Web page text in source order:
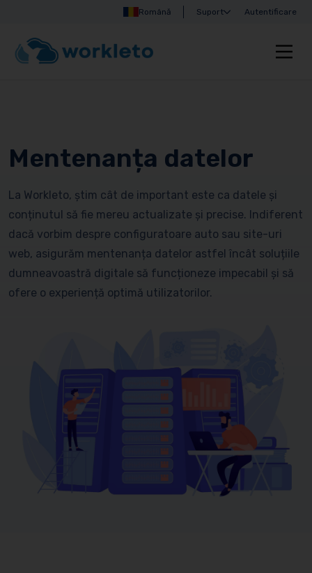
Română Suport Autentificare
Mentenanța datelor
La Workleto, știm cât de important este ca datele și
conținutul să fie mereu actualizate și precise. Indiferent
dacă vorbim despre configuratoare auto sau site-uri
web, asigurăm mentenanța datelor astfel încât soluțiile
dumneavoastră digitale să funcționeze impecabil și să
ofere o experiență optimă utilizatorilor.